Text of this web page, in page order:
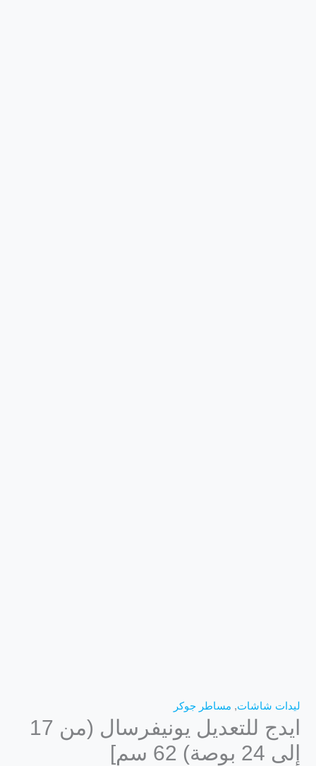
ليدات شاشات, مساطر جوكر
ايدج للتعديل يونيفرسال (من 17
إلى 24 بوصة) 62 سم]